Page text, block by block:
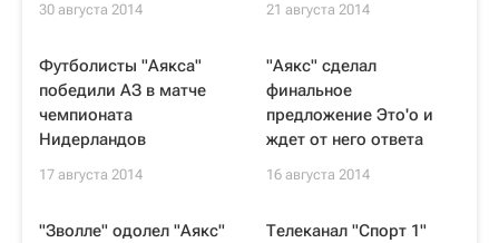
30 августа 2014 21 августа 2014
Футболисты "Аякса"
победили АЗ в матче
чемпионата
Нидерландов
17 августа 2014
"Аякс" сделал
финальное
предложение Это'о и
ждет от него ответа
16 августа 2014
"Зволле" одолел "Аякс"
Телеканал "Спорт 1"